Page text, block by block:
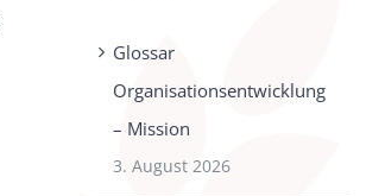
Glossar
Organisationsentwicklung
– Mission
3. August 2026